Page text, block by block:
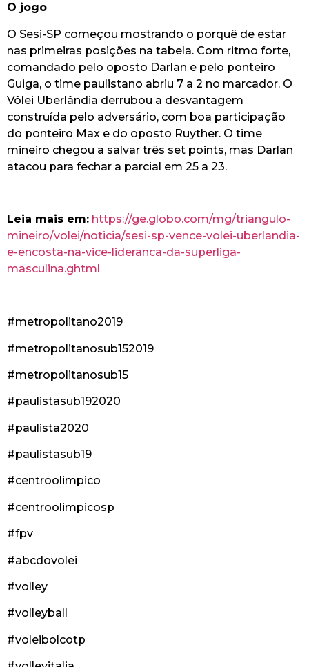
O jogo
O Sesi-SP começou mostrando o porquê de estar
nas primeiras posições na tabela. Com ritmo forte,
comandado pelo oposto Darlan e pelo ponteiro
Guiga, o time paulistano abriu 7 a 2 no marcador. O
Vôlei Uberlândia derrubou a desvantagem
construída pelo adversário, com boa participação
do ponteiro Max e do oposto Ruyther. O time
mineiro chegou a salvar três set points, mas Darlan
atacou para fechar a parcial em 25 a 23.
Leia mais em: https://ge.globo.com/mg/triangulo-
mineiro/volei/noticia/sesi-sp-vence-volei-uberlandia-
e-encosta-na-vice-lideranca-da-superliga-
masculina.ghtml
#metropolitano2019
#metropolitanosub152019
#metropolitanosub15
#paulistasub192020
#paulista2020
#paulistasub19
#centroolimpico
#centroolimpicosp
#fpv
#abcdovolei
#volley
#volleyball
#voleibolcotp